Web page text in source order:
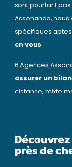
sont pourtant
Assonance,
spécifiques aptes
en vous.
6 Agences
assurer un
distance, mixte
près de